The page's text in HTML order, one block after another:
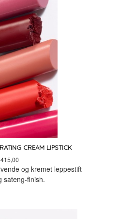
CREAM LIPSTICK
Pris
415,00
og kremet leppestift
sateng-finish.